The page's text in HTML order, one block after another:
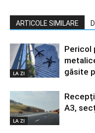
ARTICOLE SIMILARE
LA ZI
Pericol
găsite
LA ZI
A3,